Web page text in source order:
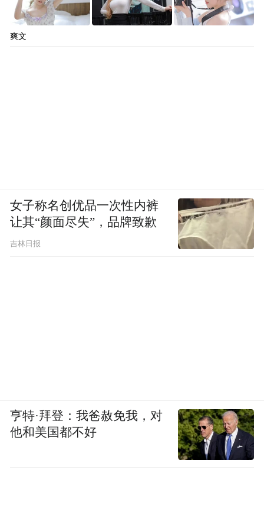
爽文
女子称名创优品一次性内裤
让其“颜面尽失”，品牌致歉
吉林日报
亨特·拜登：我爸赦免我，对
他和美国都不好